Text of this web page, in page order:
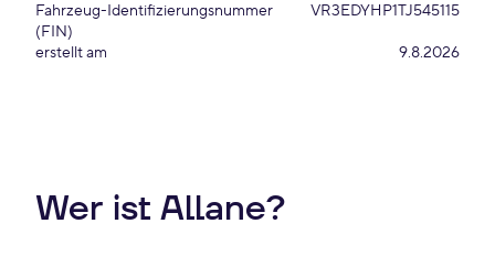
Fahrzeug-Identifizierungsnummer
(FIN)
VR3EDYHP1TJ545115
erstellt am 9.8.2026
Wer ist Allane?